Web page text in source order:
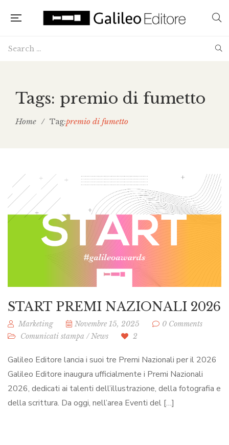
Tags: premio di fumetto
Home / Tag:premio di fumetto
START PREMI NAZIONALI 2026
Marketing Novembre 15, 2025
0 Comments
Comunicati stampa / News 2
Galileo Editore lancia i suoi tre Premi Nazionali per il 2026
Galileo Editore inaugura ufficialmente i Premi Nazionali
2026, dedicati ai talenti dell’illustrazione, della fotografia e
della scrittura. Da oggi, nell’area Eventi del […]